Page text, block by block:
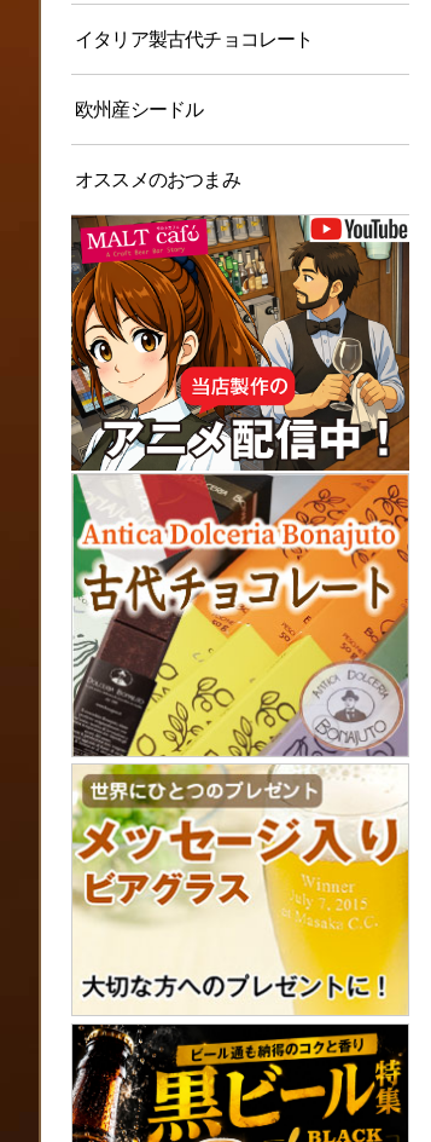
★残暑見舞いギフト★人気ドイツ
ビール10種10本セット【即日配
送】
¥6,280
イタリア製古代チョコレート
欧州産シードル
オススメのおつまみ